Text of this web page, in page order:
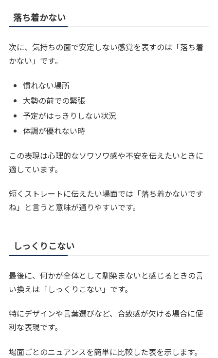
落ち着かない
次に、気持ちの面で安定しない感覚を表すのは「落ち着
かない」です。
慣れない場所
大勢の前での緊張
予定がはっきりしない状況
体調が優れない時
この表現は心理的なソワソワ感や不安を伝えたいときに
適しています。
短くストレートに伝えたい場面では「落ち着かないです
ね」と言うと意味が通りやすいです。
しっくりこない
最後に、何かが全体として馴染まないと感じるときの言
い換えは「しっくりこない」です。
特にデザインや言葉選びなど、合致感が欠ける場合に便
利な表現です。
場面ごとのニュアンスを簡単に比較した表を示します。